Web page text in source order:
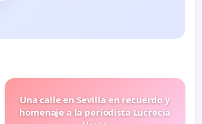
Una calle en Sevilla en recuerdo y
homenaje a la periodista Lucrecia